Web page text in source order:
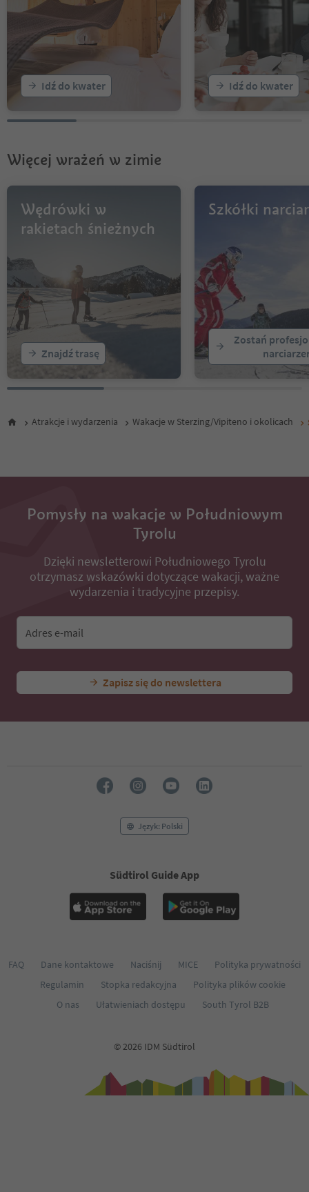
Idź do kwater Idź do kwater
Więcej wrażeń w zimie
Wędrówki w
rakietach śnieżnych
Znajdź trasę
Szkółki
Zostań
Atrakcje i wydarzenia Wakacje w Sterzing/Vipiteno i okolicach
Pomysły na wakacje w Południowym
Tyrolu
Dzięki newsletterowi Południowego Tyrolu
otrzymasz wskazówki dotyczące wakacji, ważne
wydarzenia i tradycyjne przepisy.
Adres e-mail
Zapisz się do newslettera
Język: Polski
Südtirol Guide App
FAQ Dane kontaktowe Naciśnij MICE
Polityka prywatności
Regulamin
Stopka redakcyjna
Polityka plików cookie
O nas
Ułatwieniach dostępu South Tyrol B2B
© 2026 IDM Südtirol